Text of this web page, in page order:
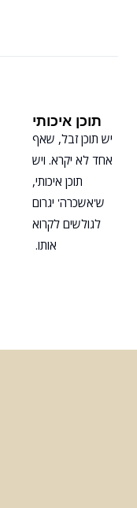
תוכן איכותי
יש תוכן זבל, שאף
אחד לא יקרא. ויש
תוכן איכותי,
ש'אשכרה' יגרום
לגולשים לקרוא
אותו.